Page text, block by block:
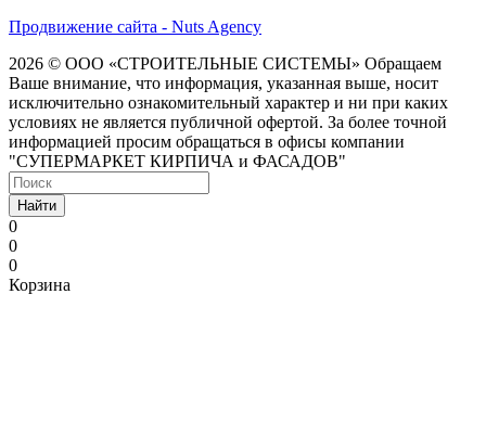
Продвижение сайта - Nuts Agency
2026 © ООО «СТРОИТЕЛЬНЫЕ СИСТЕМЫ» Обращаем
Ваше внимание, что информация, указанная выше, носит
исключительно ознакомительный характер и ни при каких
условиях не является публичной офертой. За более точной
информацией просим обращаться в офисы компании
"СУПЕРМАРКЕТ КИРПИЧА и ФАСАДОВ"
Найти
0
0
0
Корзина